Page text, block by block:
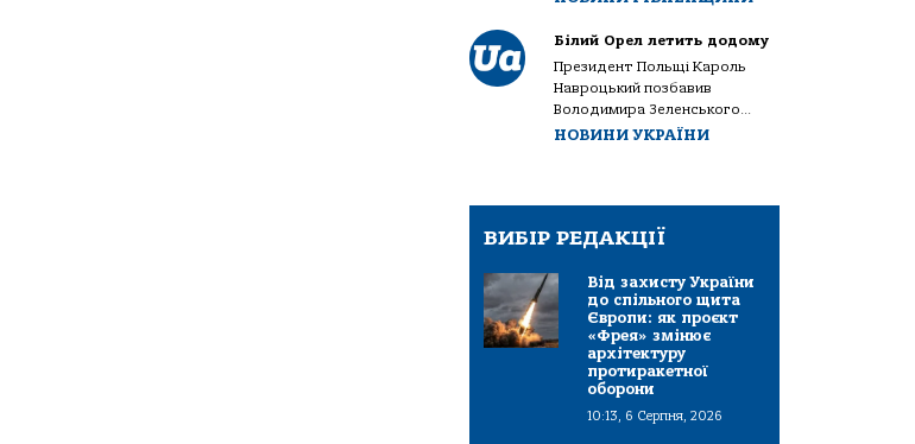
Білий Орел летить додому
Президент Польщі Кароль
Навроцький позбавив
Володимира Зеленського...
НОВИНИ УКРАЇНИ
ВИБІР РЕДАКЦІЇ
Від захисту України
до спільного щита
Європи: як проєкт
«Фрея» змінює
архітектуру
протиракетної
оборони
10:13, 6 Серпня, 2026